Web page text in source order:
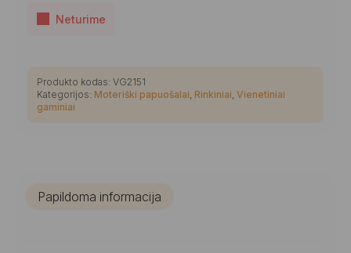
Neturime
Produkto kodas: VG2151
Kategorijos: Moteriški papuošalai Rinkiniai Vienetiniai
gaminiai
Papildoma informacija